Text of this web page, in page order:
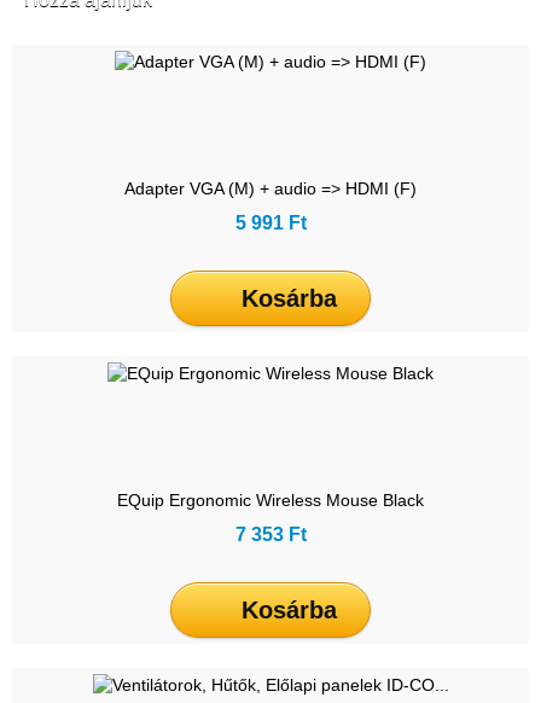
Adapter VGA (M) + audio => HDMI (F)
5 991 Ft
Kosárba
EQuip Ergonomic Wireless Mouse Black
7 353 Ft
Kosárba